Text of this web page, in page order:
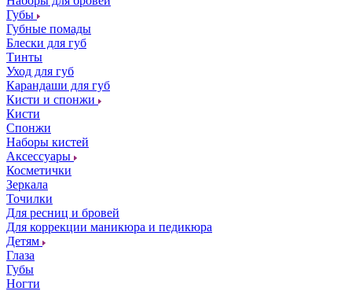
Губы
Губные помады
Блески для губ
Тинты
Уход для губ
Карандаши для губ
Кисти и спонжи
Кисти
Спонжи
Наборы кистей
Аксессуары
Косметички
Зеркала
Точилки
Для ресниц и бровей
Для коррекции маникюра и педикюра
Детям
Глаза
Губы
Ногти